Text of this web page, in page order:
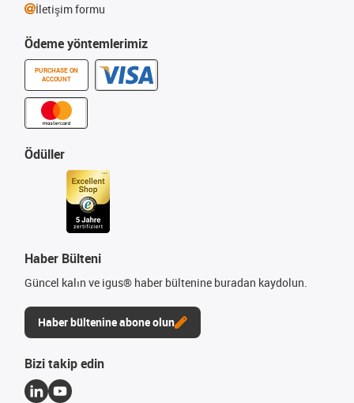
Ödeme yöntemlerimiz
PURCHASE ON
ACCOUNT
Ödüller
Haber Bülteni
Güncel kalın ve igus® haber bültenine buradan kaydolun.
Haber bültenine abone olun
İletişim formu
Bizi takip edin